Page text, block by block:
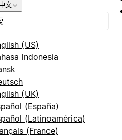
文
(US)
Indonesia
(UK)
(España)
(Latinoamérica)
(France)